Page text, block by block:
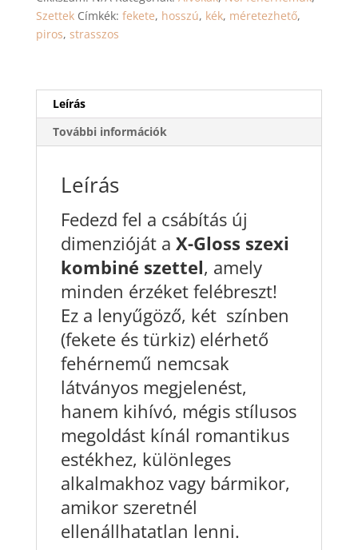
mennyiség
Szettek Címkék: fekete, hosszú, kék, méretezhető,
piros, strasszos
Leírás
További információk
Leírás
Fedezd fel a csábítás új
dimenzióját a X-Gloss szexi
kombiné szettel, amely
minden érzéket felébreszt!
Ez a lenyűgöző, két színben
(fekete és türkiz) elérhető
fehérnemű nemcsak
látványos megjelenést,
hanem kihívó, mégis stílusos
megoldást kínál romantikus
estékhez, különleges
alkalmakhoz vagy bármikor,
amikor szeretnél
ellenállhatatlan lenni.